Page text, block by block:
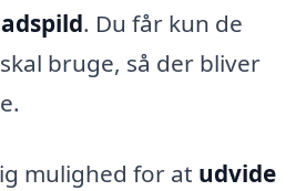
. Du får kun de
bruge, så der bliver
mulighed for at udvide